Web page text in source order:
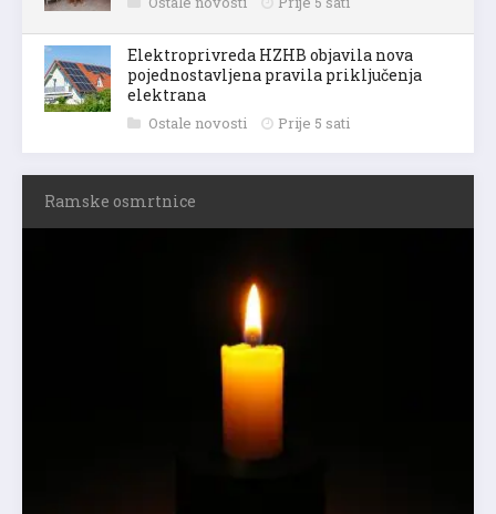
Elektroprivreda HZHB objavila nova
pojednostavljena pravila priključenja
elektrana
Ostale novosti Prije 5 sati
Ramske osmrtnice